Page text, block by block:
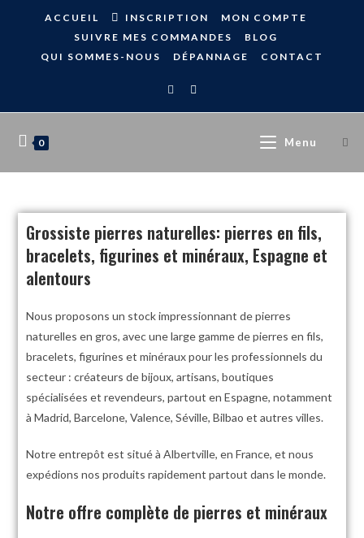
ACCUEIL INSCRIPTION
MON COMPTE
SUIVRE MES COMMANDES
BLOG
QUI SOMMES-NOUS
DÉPANNAGE CONTACT
0 Menu
Grossiste pierres naturelles: pierres en fils,
bracelets, figurines et minéraux, Espagne et
alentours
Nous proposons un stock impressionnant de pierres
naturelles en gros, avec une large gamme de pierres en fils,
bracelets, figurines et minéraux pour les professionnels du
secteur : créateurs de bijoux, artisans, boutiques
spécialisées et revendeurs, partout en Espagne, notamment
à Madrid, Barcelone, Valence, Séville, Bilbao et autres villes.
Notre entrepôt est situé à Albertville, en France, et nous
expédions nos produits rapidement partout dans le monde.
Notre offre complète de pierres et minéraux